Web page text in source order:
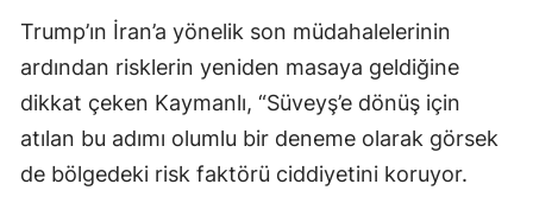
Trump’ın İran’a yönelik son müdahalelerinin
ardından risk­lerin yeniden masaya geldiğine
dikkat çeken Kaymanlı, “Süveyş’e dönüş için
atılan bu adımı olumlu bir deneme olarak görsek
de böl­gedeki risk faktörü ciddiyetini ko­ruyor.